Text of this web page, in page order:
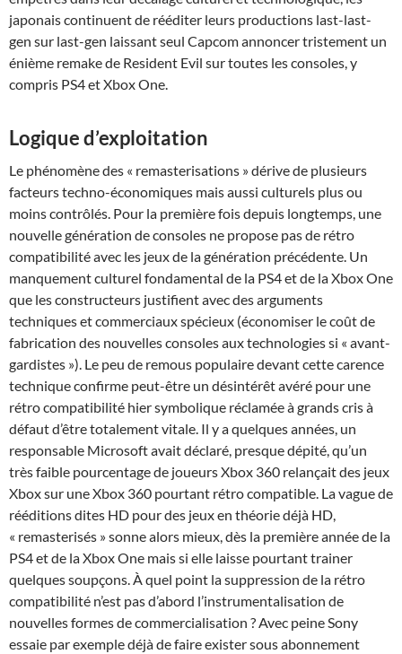
japonais continuent de rééditer leurs productions last-last-
gen sur last-gen laissant seul Capcom annoncer tristement un
énième remake de Resident Evil sur toutes les consoles, y
compris PS4 et Xbox One.
Logique d’exploitation
Le phénomène des « remasterisations » dérive de plusieurs
facteurs techno-économiques mais aussi culturels plus ou
moins contrôlés. Pour la première fois depuis longtemps, une
nouvelle génération de consoles ne propose pas de rétro
compatibilité avec les jeux de la génération précédente. Un
manquement culturel fondamental de la PS4 et de la Xbox One
que les constructeurs justifient avec des arguments
techniques et commerciaux spécieux (économiser le coût de
fabrication des nouvelles consoles aux technologies si « avant-
gardistes »). Le peu de remous populaire devant cette carence
technique confirme peut-être un désintérêt avéré pour une
rétro compatibilité hier symbolique réclamée à grands cris à
défaut d’être totalement vitale. Il y a quelques années, un
responsable Microsoft avait déclaré, presque dépité, qu’un
très faible pourcentage de joueurs Xbox 360 relançait des jeux
Xbox sur une Xbox 360 pourtant rétro compatible. La vague de
rééditions dites HD pour des jeux en théorie déjà HD,
« remasterisés » sonne alors mieux, dès la première année de la
PS4 et de la Xbox One mais si elle laisse pourtant trainer
quelques soupçons. À quel point la suppression de la rétro
compatibilité n’est pas d’abord l’instrumentalisation de
nouvelles formes de commercialisation ? Avec peine Sony
essaie par exemple déjà de faire exister sous abonnement